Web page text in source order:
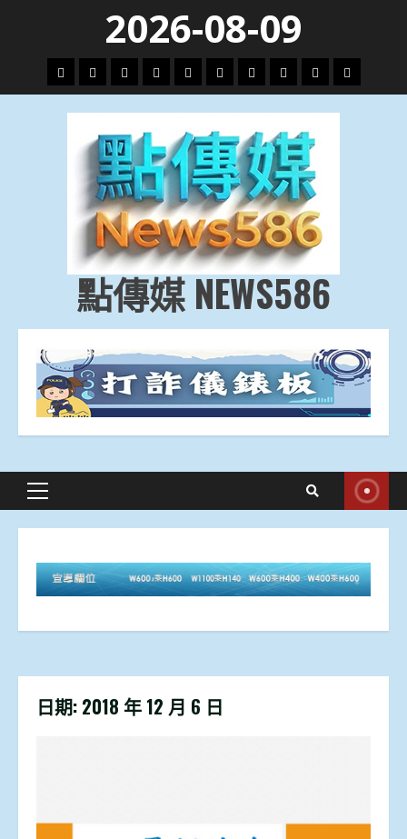
content
2026-08-09
頭
條
財
經
地
方.
會
文
教.
技
專
題
娛
樂
劇
政
治
國
際
運
動
生
活
點傳媒 NEWS586
Primary
日期: 2018 年 12 月 6 日